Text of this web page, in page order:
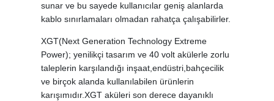
sunar ve bu sayede kullanıcılar geniş alanlarda
kablo sınırlamaları olmadan rahatça çalışabilirler.
XGT(Next Generation Technology Extreme
Power); yenilikçi tasarım ve 40 volt akülerle zorlu
taleplerin karşılandığı inşaat,endüstri,bahçecilik
ve birçok alanda kullanılabilen ürünlerin
karışımıdır.XGT aküleri son derece dayanıklı